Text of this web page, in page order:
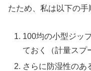
たため、私は以下の手
100均の小型ジッ
ておく（計量スプ
さらに防湿性のあ